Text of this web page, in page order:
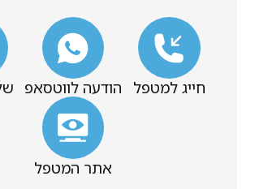
חייג למטפל הודעה לווטסאפ
אתר המטפל